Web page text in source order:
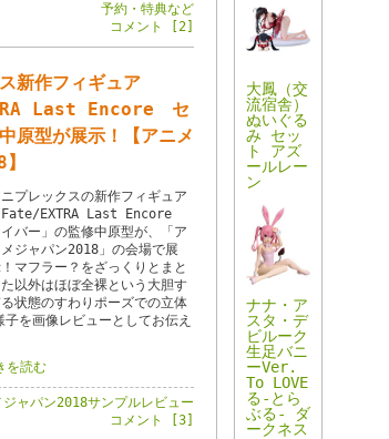
予約・特典など
コメント [2]
新作フィギュア
Last Encore セ
原型が展示！【アニメ
プレックスの新作フィギュア
Fate/EXTRA Last Encore
バー」の監修中原型が、「ア
ジャパン2018」の会場で展
マフラー？をざっくりとまと
た以外はほぼ全裸という大胆す
る状態のすわりポーズでの立体
を画像レビューとしてお伝え
を読む
ジャパン2018サンプルレビュー
コメント [3]
大鳳（交
流宿舎）
ぬいぐる
み セッ
ト アズ
ールレー
ン
ナナ・ア
スタ・デ
ビルーク
生足バニ
ーVer.
To LOVE
る-とら
ぶる- ダ
ークネス